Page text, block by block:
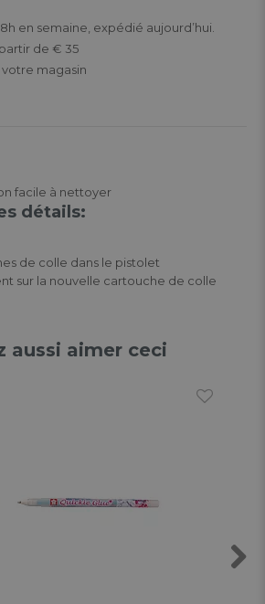
en semaine, expédié aujourd’hui.
de € 35
votre magasin
facile à nettoyer
détails:
de colle dans le pistolet
sur la nouvelle cartouche de colle
aussi aimer ceci